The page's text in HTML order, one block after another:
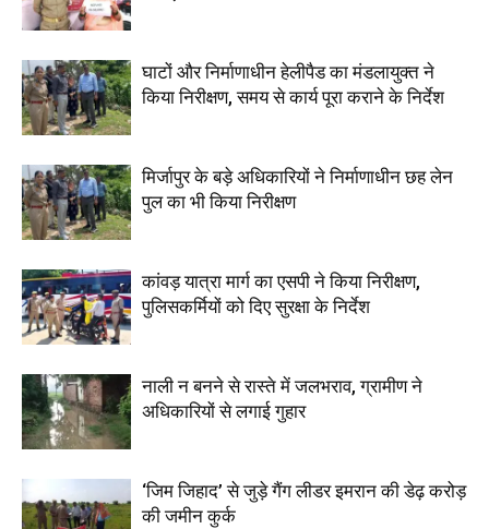
घाटों और निर्माणाधीन हेलीपैड का मंडलायुक्त ने
किया निरीक्षण, समय से कार्य पूरा कराने के निर्देश
मिर्जापुर के बड़े अधिकारियों ने निर्माणाधीन छह लेन
पुल का भी किया निरीक्षण
कांवड़ यात्रा मार्ग का एसपी ने किया निरीक्षण,
पुलिसकर्मियों को दिए सुरक्षा के निर्देश
नाली न बनने से रास्ते में जलभराव, ग्रामीण ने
अधिकारियों से लगाई गुहार
‘जिम जिहाद’ से जुड़े गैंग लीडर इमरान की डेढ़ करोड़
की जमीन कुर्क